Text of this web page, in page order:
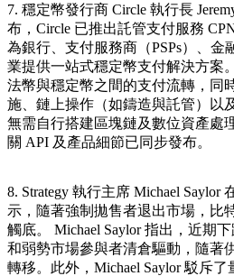
7. 穩定幣發行商 Circle 執行長
布，Circle 已推出託管支付服務
為銀行、支付服務商（PSPs）、金
業提供一站式穩定幣支付解決方案
法幣與穩定幣之間的支付流轉，同
施、鏈上操作（如鑄造與託管）以
無需自行搭建區塊鏈及數位資產處
關 API 及產品細節已同步發布。
8. Strategy 執行主席 Michael Saylor
示，隨著強制拋售者退出市場，比
觸底。 Michael Saylor 指出，近期
和弱勢市場參與者清倉驅動，隨著
轉移。此外，Michael Saylor 駁斥